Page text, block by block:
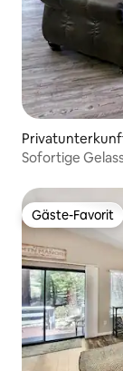
Sofortige
Gäste-Favorit
Gäste-Favorit